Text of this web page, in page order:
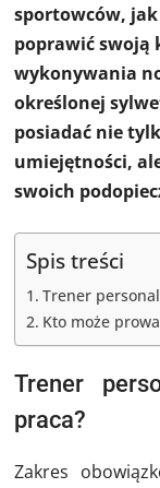
sportowców,
poprawić swoją
wykonywania
określonej
posiadać nie
umiejętności,
swoich
Spis treści
Trener
Kto może
Trener
praca?
Zakres